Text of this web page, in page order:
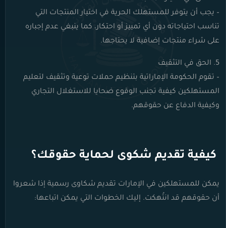
– يجب أن يتوفر للمستهلك الحرية في اختيار المنتجات التي
تناسب احتياجاته دون أي تمييز أو احتكار، كما ينبغي عدم إجباره
على شراء منتجات إضافية لا يحتاجها.
5. الحق في التثقيف
– تقوم الحكومة الإماراتية بتنظيم حملات توعية وتثقيف لتعليم
المستهلكين كيفية تجنب الوقوع ضحايا للاستغلال التجاري
وكيفية الدفاع عن حقوقهم.
كيفية تقديم شكوى لحماية حقوقك؟
يمكن للمستهلكين في الإمارات تقديم شكاوى رسمية إذا شعروا
أن حقوقهم قد انتُهكت. إليك الخطوات التي يمكن اتباعها: